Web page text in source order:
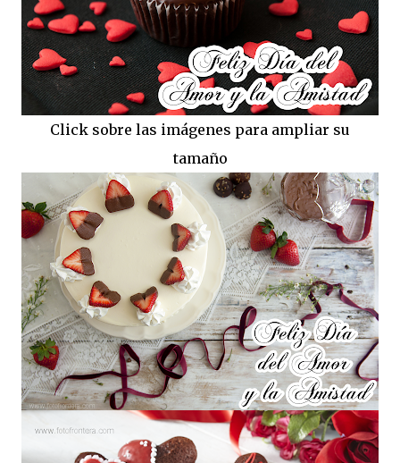
Click sobre las imágenes para ampliar su
tamaño